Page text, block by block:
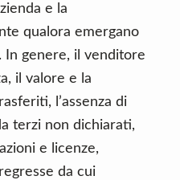
e la
qualora emergano
In genere, il venditore
il valore e la
l’assenza di
terzi non dichiarati,
e licenze,
da cui